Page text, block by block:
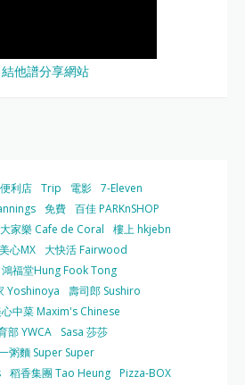
結他譜分享網站
便利店 Trip 電影 7-Eleven
免費 百佳 PARKnSHOP
大家樂 Cafe de Coral
樓上 hkjebn
美心MX 大快活 Fairwood
鴻福堂Hung Fook Tong
Yoshinoya
壽司郎 Sushiro
中菜 Maxim's Chinese
部 YWCA
Sasa 莎莎
粥麵 Super Super
稻香集團 Tao Heung Pizza-BOX